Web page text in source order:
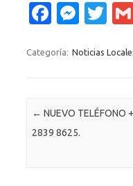
Fa
e
o
M
se
er
T
it
Categoría: Noticias
Navegación de
← NUEVO TELÉFONO
2839 8625.